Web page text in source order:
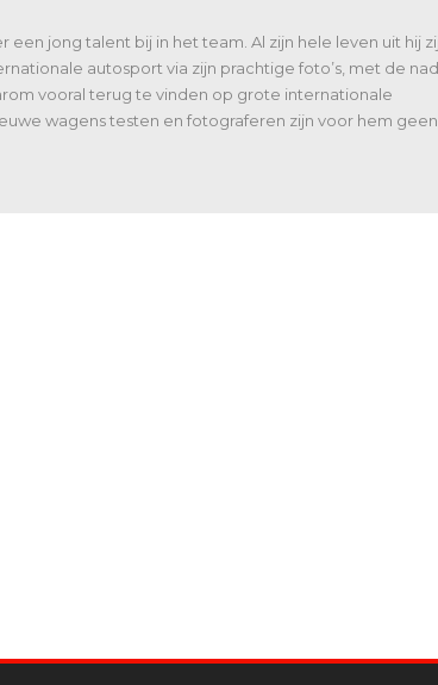
een jong talent bij in het team. Al zijn hele leven uit hij
autosport via zijn prachtige foto’s, met de
vooral terug te vinden op grote internationale
wagens testen en fotograferen zijn voor hem geen